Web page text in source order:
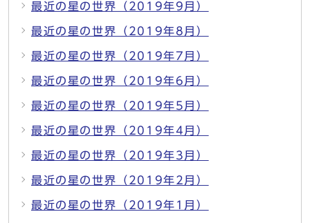
最近の星の世界（2019年9月）
最近の星の世界（2019年8月）
最近の星の世界（2019年7月）
最近の星の世界（2019年6月）
最近の星の世界（2019年5月）
最近の星の世界（2019年4月）
最近の星の世界（2019年3月）
最近の星の世界（2019年2月）
最近の星の世界（2019年1月）